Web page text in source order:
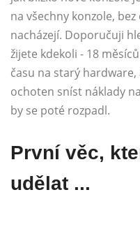
na všechny konzole,
nacházejí. Doporučuji
žijete kdekoli - 18
času na starý hardware,
ochoten sníst náklady
by se poté rozpadl.
První věc,
udělat ...